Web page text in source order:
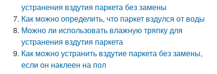
устранения вздутия паркета без замены
Как можно определить, что паркет вздулся от воды
Можно ли использовать влажную тряпку для
устранения вздутия паркета
Как можно устранить вздутие паркета без замены,
если он наклеен на пол